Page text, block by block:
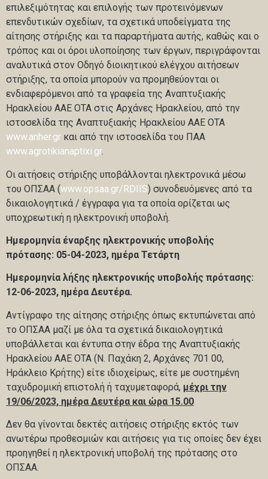
επιλεξιμότητας και επιλογής των προτεινόμενων
επενδυτικών σχεδίων, τα σχετικά υποδείγματα της
αίτησης στήριξης και τα παραρτήματα αυτής, καθώς και ο
τρόπος και οι όροι υλοποίησης των έργων, περιγράφονται
αναλυτικά στον Οδηγό διοικητικού ελέγχου αιτήσεων
στήριξης, τα οποία μπορούν να προμηθεύονται οι
ενδιαφερόμενοι από τα γραφεία της Αναπτυξιακής
Ηρακλείου ΑΑΕ ΟΤΑ στις Αρχάνες Ηρακλείου, από την
ιστοσελίδα της Αναπτυξιακής Ηρακλείου ΑΑΕ ΟΤΑ
www.anher.gr και από την ιστοσελίδα του ΠΑΑ
www.agrotikianaptixi.gr.
Οι αιτήσεις στήριξης υποβάλλονται ηλεκτρονικά μέσω
του ΟΠΣΑΑ (www.opsaa.gr/RDIIS) συνοδευόμενες από τα
δικαιολογητικά / έγγραφα για τα οποία ορίζεται ως
υποχρεωτική η ηλεκτρονική υποβολή.
Ημερομηνία έναρξης ηλεκτρονικής υποβολής
πρότασης: 05-04-2023, ημέρα Τετάρτη
Ημερομηνία λήξης ηλεκτρονικής υποβολής πρότασης:
12-06-2023, ημέρα Δευτέρα.
Αντίγραφο της αίτησης στήριξης όπως εκτυπώνεται από
το ΟΠΣΑΑ μαζί με όλα τα σχετικά δικαιολογητικά
υποβάλλεται και έντυπα στην έδρα της Αναπτυξιακής
Ηρακλείου ΑΑΕ ΟΤΑ (Ν. Παχάκη 2, Αρχάνες 701 00,
Ηράκλειο Κρήτης) είτε ιδιοχείρως, είτε με συστημένη
ταχυδρομική επιστολή ή ταχυμεταφορά, μέχρι την
19/06/2023, ημέρα Δευτέρα και ώρα 15.00
Δεν θα γίνονται δεκτές αιτήσεις στήριξης εκτός των
ανωτέρω προθεσμιών και αιτήσεις για τις οποίες δεν έχει
προηγηθεί η ηλεκτρονική υποβολή της πρότασης στο
ΟΠΣΑΑ.